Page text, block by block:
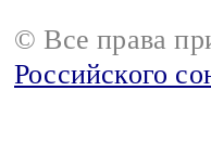
© Все права
Российского